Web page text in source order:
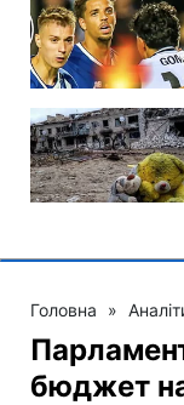
Головна »
бюджет